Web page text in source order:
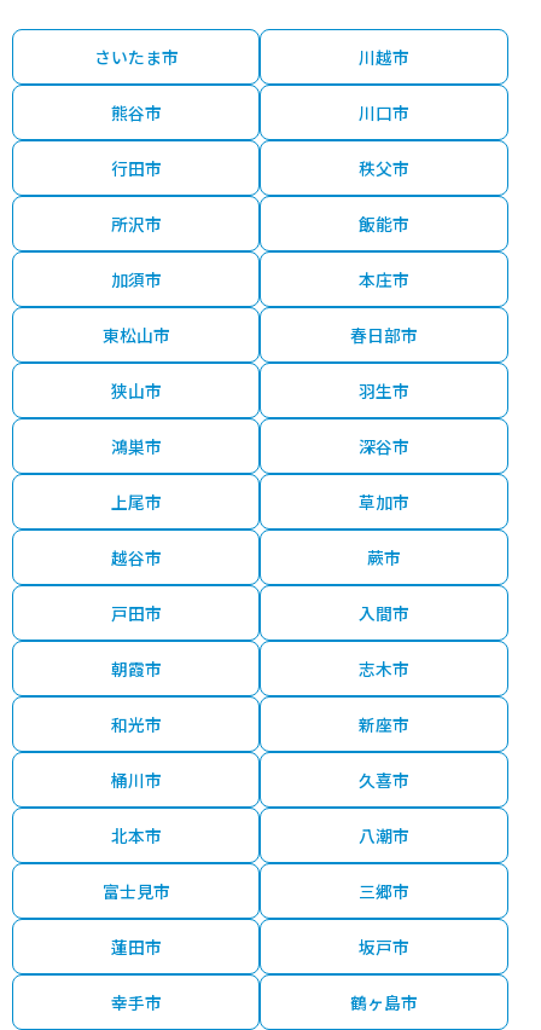
さいたま市 川越市
熊谷市 川口市
行田市 秩父市
所沢市 飯能市
加須市 本庄市
東松山市 春日部市
狭山市 羽生市
鴻巣市 深谷市
上尾市 草加市
越谷市 蕨市
戸田市 入間市
朝霞市 志木市
和光市 新座市
桶川市 久喜市
北本市 八潮市
富士見市 三郷市
蓮田市 坂戸市
幸手市 鶴ヶ島市